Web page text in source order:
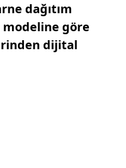
dağıtım
göre
dijital